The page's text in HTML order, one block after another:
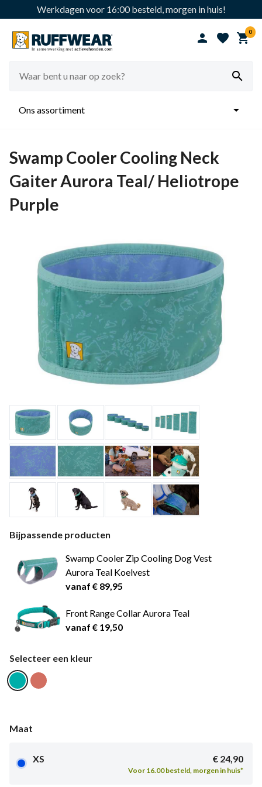
Werkdagen voor 16:00 besteld, morgen in huis!
  0

Ons assortiment 
Swamp Cooler Cooling Neck
Gaiter Aurora Teal/ Heliotrope
Purple
Bijpassende producten
Swamp Cooler Zip Cooling Dog Vest
Aurora Teal Koelvest
vanaf € 89,95
Front Range Collar Aurora Teal
vanaf € 19,50
Selecteer een kleur
Maat
XS € 24,90
Voor 16.00 besteld, morgen in huis*